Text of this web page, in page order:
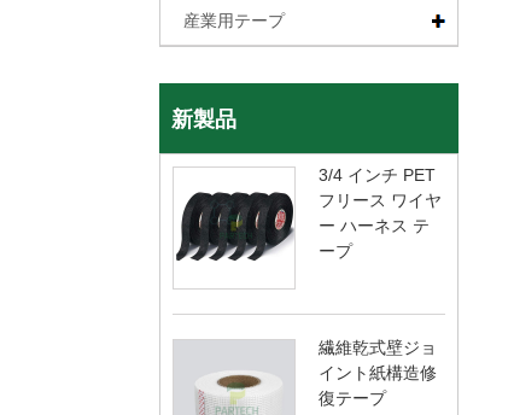
産業用テープ
新製品
3/4 インチ PET
フリース ワイヤ
ー ハーネス テ
ープ
繊維乾式壁ジョ
イント紙構造修
復テープ